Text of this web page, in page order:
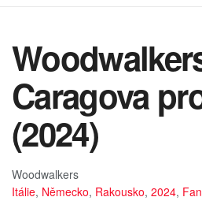
Caragova
(2024)
Woodwalkers
Itálie, Německo, Rakousko, 2024,